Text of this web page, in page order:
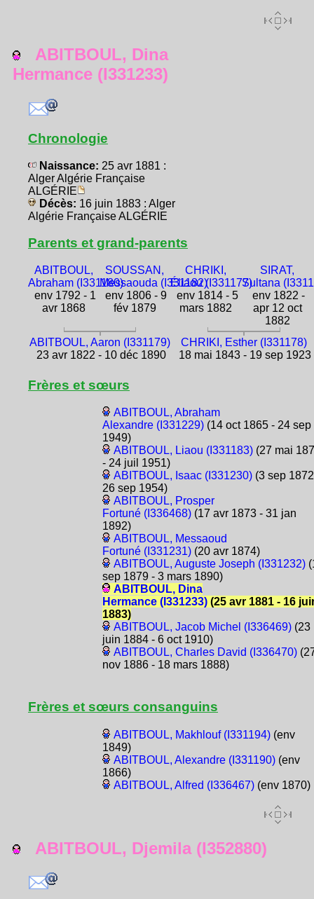
ABITBOUL, Dina
Hermance (I331233)
Chronologie
Naissance: 25 avr 1881 :
Alger Algérie Française
ALGÉRIE
Décès: 16 juin 1883 : Alger
Algérie Française ALGÉRIE
Parents et grand-parents
ABITBOUL,
Abraham (I331180)
env 1792 - 1
avr 1868
SOUSSAN,
Messaouda (I331182)
env 1806 - 9
fév 1879
CHRIKI,
Éliaou (I331177)
env 1814 - 5
mars 1882
SIRAT,
Sultana
env 1822 -
apr 12 oct
1882
ABITBOUL, Aaron (I331179)
23 avr 1822 - 10 déc 1890
CHRIKI, Esther (I331178)
18 mai 1843 - 19 sep 1923
Frères et sœurs
ABITBOUL, Abraham
Alexandre (I331229)(14 oct 1865 - 24 sep
1949)
ABITBOUL, Liaou (I331183)(27 mai
- 24 juil 1951)
ABITBOUL, Isaac (I331230)(3 sep
26 sep 1954)
ABITBOUL, Prosper
Fortuné (I336468)(17 avr 1873 - 31 jan
1892)
ABITBOUL, Messaoud
Fortuné (I331231)(20 avr 1874)
ABITBOUL, Auguste Joseph (I331232)
sep 1879 - 3 mars 1890)
ABITBOUL, Dina
Hermance (I331233)(25 avr 1881 - 16
1883)
ABITBOUL, Jacob Michel (I336469)(23
juin 1884 - 6 oct 1910)
ABITBOUL, Charles David (I336470)
nov 1886 - 18 mars 1888)
Frères et sœurs consanguins
ABITBOUL, Makhlouf (I331194)(env
1849)
ABITBOUL, Alexandre (I331190)(env
1866)
ABITBOUL, Alfred (I336467)(env 1870)
ABITBOUL, Djemila (I352880)